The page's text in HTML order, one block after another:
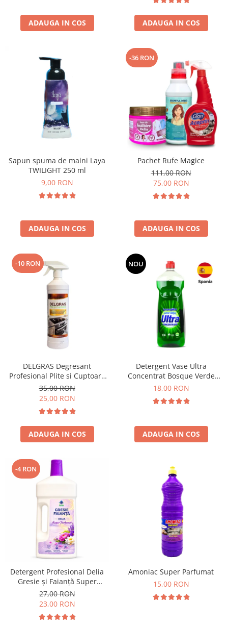
ADAUGA IN COS ADAUGA IN COS
Sapun spuma de maini Laya
TWILIGHT 250 ml
9,00 RON
ADAUGA IN COS
-36 RON
Pachet Rufe Magice
111,00 RON
75,00 RON
ADAUGA IN COS
-10 RON
DELGRAS Degresant
Profesional Plite si Cuptoare
1L
35,00 RON
25,00 RON
ADAUGA IN COS
NOU
Detergent Vase Ultra
Concentrat Bosque Verde
Spania 1.3L
18,00 RON
ADAUGA IN COS
-4 RON
Detergent Profesional Delia
Gresie și Faianță Super
Parfumat 1L
27,00 RON
23,00 RON
Amoniac Super Parfumat
15,00 RON